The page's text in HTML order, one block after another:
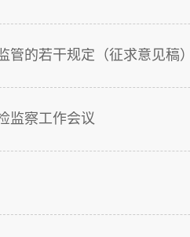
监察工作会议